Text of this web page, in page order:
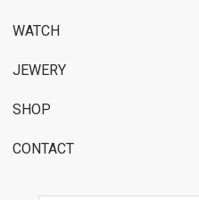
WATCH
JEWERY
SHOP
CONTACT